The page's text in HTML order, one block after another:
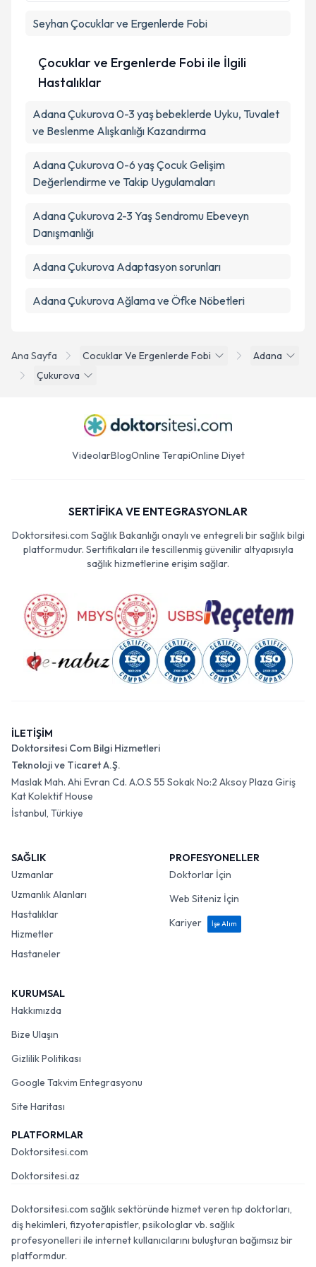
Ana Sayfa Cocuklar Ve Ergenlerde Fobi
Adana
Çukurova
SeyhanÇocuklar ve Ergenlerde Fobi
Çocuklar ve Ergenlerde Fobi ile İlgili
Hastalıklar
Adana Çukurova 0-3 yaş bebeklerde Uyku, Tuvalet
ve Beslenme Alışkanlığı Kazandırma
Adana Çukurova 0-6 yaş Çocuk Gelişim
Değerlendirme ve Takip Uygulamaları
Adana Çukurova 2-3 Yaş Sendromu Ebeveyn
Danışmanlığı
Adana Çukurova Adaptasyon sorunları
Adana Çukurova Ağlama ve Öfke Nöbetleri
VideolarBlogOnline TerapiOnline Diyet
SERTİFİKA VE ENTEGRASYONLAR
Doktorsitesi.com Sağlık Bakanlığı onaylı ve entegreli bir sağlık bilgi
platformudur. Sertifikaları ile tescillenmiş güvenilir altyapısıyla
sağlık hizmetlerine erişim sağlar.
İLETİŞİM
Doktorsitesi Com Bilgi Hizmetleri
Teknoloji ve Ticaret A.Ş.
Maslak Mah. Ahi Evran Cd. A.O.S 55 Sokak No:2 Aksoy Plaza Giriş
Kat Kolektif House
İstanbul, Türkiye
SAĞLIK
Uzmanlar
Uzmanlık Alanları
Hastalıklar
Hizmetler
Hastaneler
PROFESYONELLER
Doktorlar İçin
Web Siteniz İçin
Kariyer
İşe Alım
KURUMSAL
Hakkımızda
Bize Ulaşın
Gizlilik Politikası
Google Takvim Entegrasyonu
Site Haritası
PLATFORMLAR
Doktorsitesi.com
Doktorsitesi.az
Doktorsitesi.com sağlık sektöründe hizmet veren tıp doktorları,
diş hekimleri, fizyoterapistler, psikologlar vb. sağlık
profesyonelleri ile internet kullanıcılarını buluşturan bağımsız bir
platformdur.